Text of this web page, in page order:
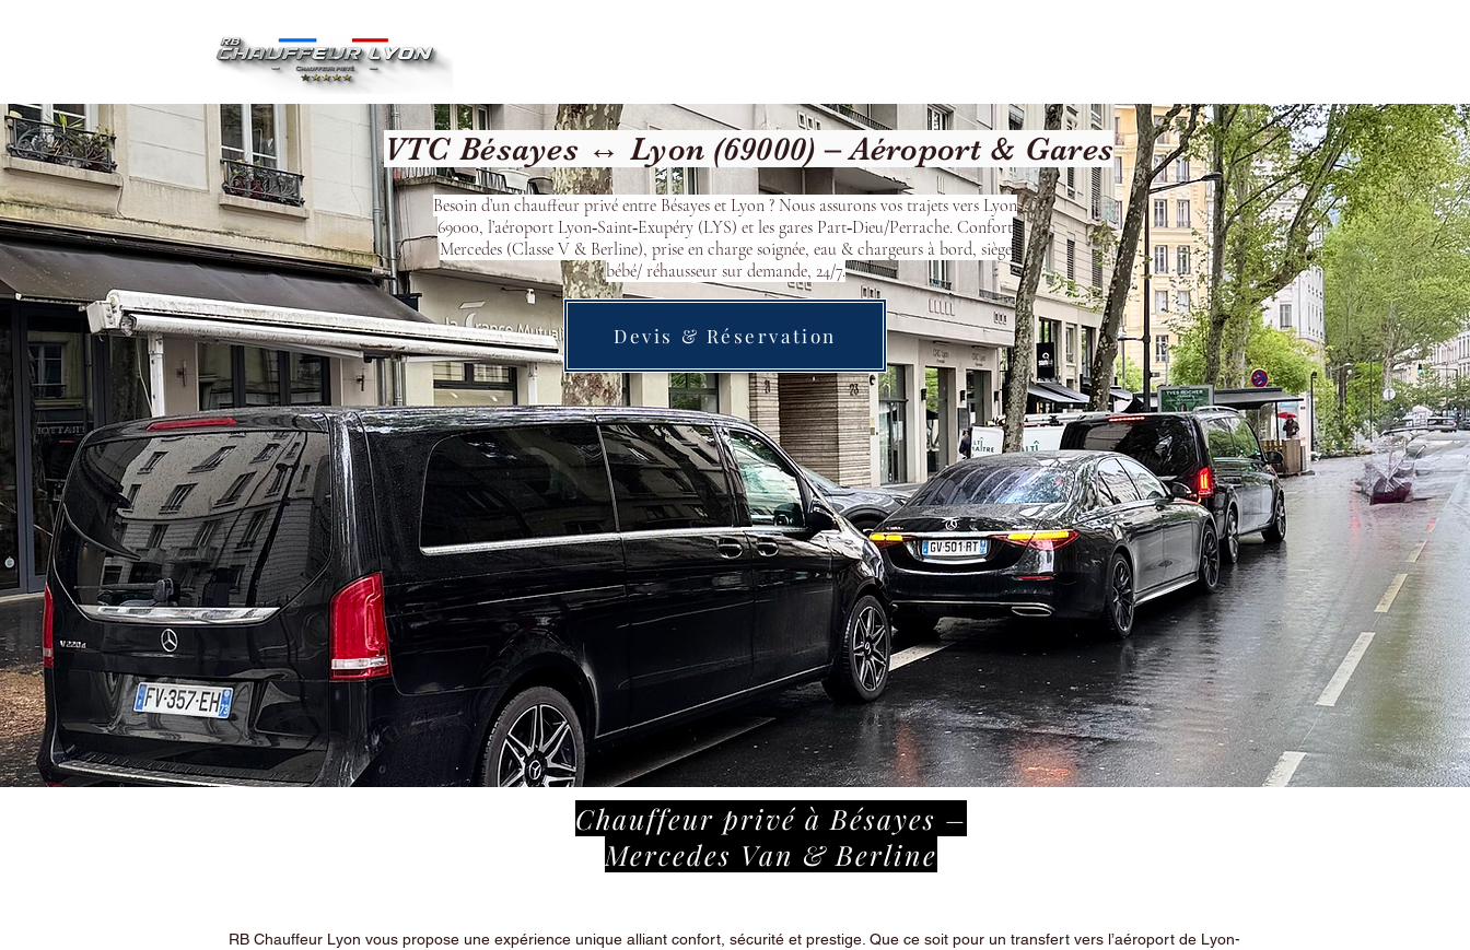
VTC Bésayes ↔ Lyon (69000) – Aéroport & Gares
Besoin d’un chauffeur privé entre Bésayes et Lyon ? Nous assurons vos trajets vers Lyon
69000, l’aéroport Lyon‑Saint‑Exupéry (LYS) et les gares Part‑Dieu/Perrache. Confort
Mercedes (Classe V & Berline), prise en charge soignée, eau & chargeurs à bord, siège
bébé/ réhausseur sur demande, 24/7.
Devis & Réservation
Chauffeur privé à Bésayes –
Mercedes Van & Berline
RB Chauffeur Lyon vous propose une expérience unique alliant confort, sécurité et prestige. Que ce soit pour un transfert vers l’aéroport de Lyon-